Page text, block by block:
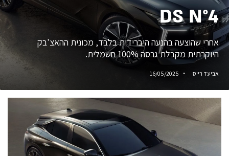
DS N°4
אחרי שהוצעה בהנעה היברידית בלבד, מכונית ההאצ'בק
היוקרתית מקבלת גרסה 100% חשמלית.
אביעד רייס 16/05/2025